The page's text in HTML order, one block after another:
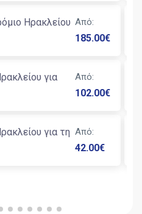
Ηρακλείου Από:
185.00€
για
Από:
102.00€
για τη Από:
42.00€